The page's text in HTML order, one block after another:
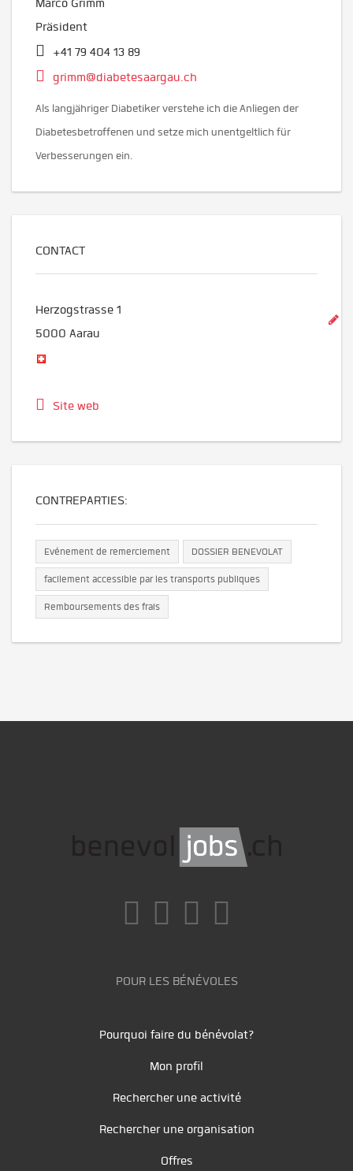
Marco Grimm
Präsident
+41 79 404 13 89
grimm@diabetesaargau.ch
Als langjähriger Diabetiker verstehe ich die Anliegen der
Diabetesbetroffenen und setze mich unentgeltlich für
Verbesserungen ein.
CONTACT
Herzogstrasse 1
5000 Aarau
Site web
CONTREPARTIES:
Evénement de remerciement DOSSIER BENEVOLAT
facilement accessible par les transports publiques
Remboursements des frais
POUR LES BÉNÉVOLES
Pourquoi faire du bénévolat?
Mon profil
Rechercher une activité
Rechercher une organisation
Offres